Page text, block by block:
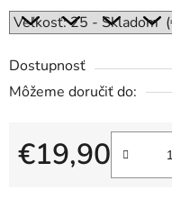
Dostupnosť
Môžeme doručiť do:
€19,90
Jednotková cena: